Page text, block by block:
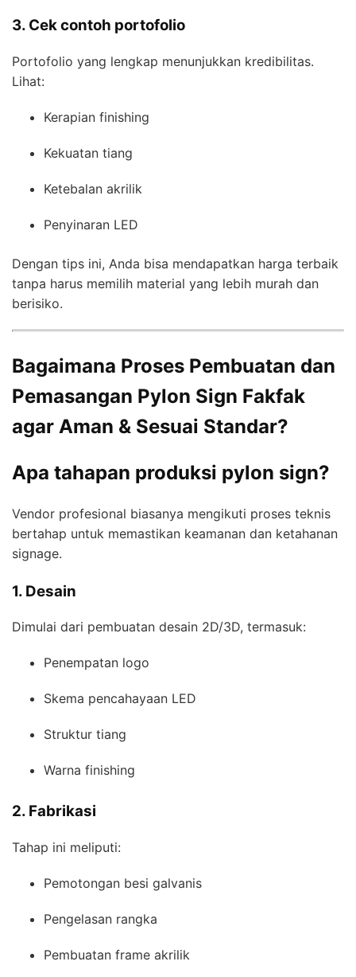
3. Cek contoh portofolio
Portofolio yang lengkap menunjukkan kredibilitas.
Lihat:
Kerapian finishing
Kekuatan tiang
Ketebalan akrilik
Penyinaran LED
Dengan tips ini, Anda bisa mendapatkan harga terbaik
tanpa harus memilih material yang lebih murah dan
berisiko.
Bagaimana Proses Pembuatan dan
Pemasangan Pylon Sign Fakfak
agar Aman & Sesuai Standar?
Apa tahapan produksi pylon sign?
Vendor profesional biasanya mengikuti proses teknis
bertahap untuk memastikan keamanan dan ketahanan
signage.
1. Desain
Dimulai dari pembuatan desain 2D/3D, termasuk:
Penempatan logo
Skema pencahayaan LED
Struktur tiang
Warna finishing
2. Fabrikasi
Tahap ini meliputi:
Pemotongan besi galvanis
Pengelasan rangka
Pembuatan frame akrilik